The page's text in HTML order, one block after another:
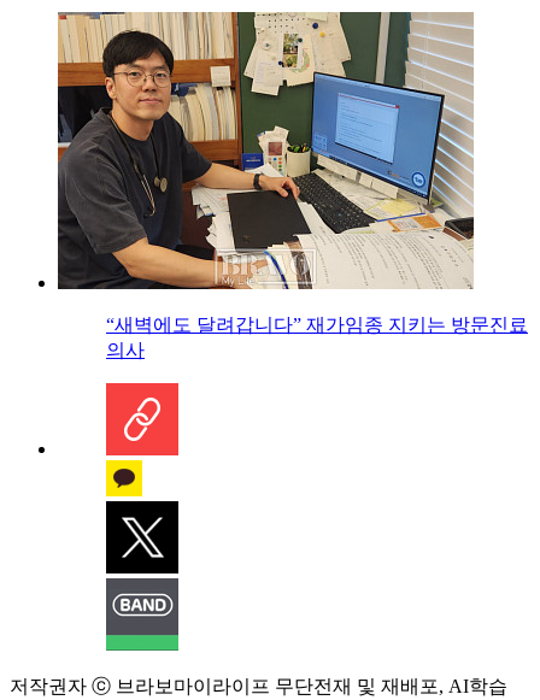
“새벽에도 달려갑니다” 재가임종 지키는 방문진료
의사
저작권자 ⓒ 브라보마이라이프 무단전재 및 재배포, AI학습